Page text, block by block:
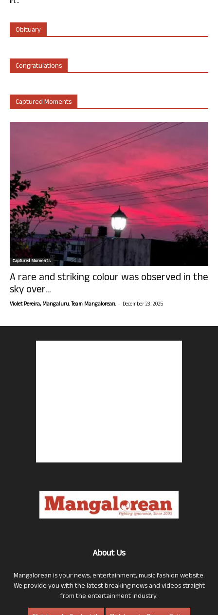
Obituary
Congratulations
Captured Moments
Captured Moments
A rare and striking colour was observed in the
sky over...
Violet Pereira, Mangaluru. Team Mangalorean. - December 23, 2025
About Us
Mangalorean is your news, entertainment, music fashion website.
We provide you with the latest breaking news and videos straight
from the entertainment industry.